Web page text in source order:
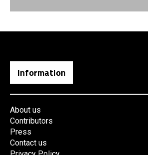
Information
About us
Contributors
Press
Contact us